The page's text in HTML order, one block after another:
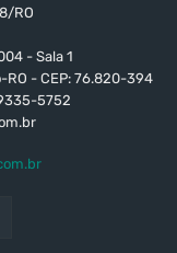
RO
- Sala 1
RO - CEP: 76.820-394
5752